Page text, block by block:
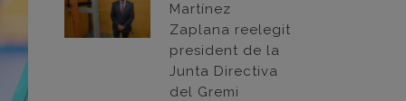
Martínez
Zaplana reelegit
president de la
Junta Directiva
del Gremi